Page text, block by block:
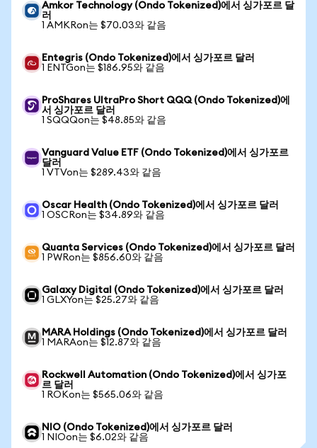
Amkor Technology (Ondo Tokenized)에서 싱가포르 달
러
1 AMKRon는 $70.03와 같음
Entegris (Ondo Tokenized)에서 싱가포르 달러
1 ENTGon는 $186.95와 같음
ProShares UltraPro Short QQQ (Ondo Tokenized)에
서 싱가포르 달러
1 SQQQon는 $48.85와 같음
Vanguard Value ETF (Ondo Tokenized)에서 싱가포르
달러
1 VTVon는 $289.43와 같음
Oscar Health (Ondo Tokenized)에서 싱가포르 달러
1 OSCRon는 $34.89와 같음
Quanta Services (Ondo Tokenized)에서 싱가포르 달러
1 PWRon는 $856.60와 같음
Galaxy Digital (Ondo Tokenized)에서 싱가포르 달러
1 GLXYon는 $25.27와 같음
MARA Holdings (Ondo Tokenized)에서 싱가포르 달러
1 MARAon는 $12.87와 같음
Rockwell Automation (Ondo Tokenized)에서 싱가포
르 달러
1 ROKon는 $565.06와 같음
NIO (Ondo Tokenized)에서 싱가포르 달러
1 NIOon는 $6.02와 같음